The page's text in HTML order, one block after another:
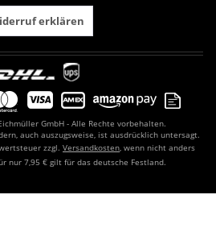
erklären
GmbH - Alle Rechte vorbehalten.
auch auszugsweise, ist ausdrücklich untersagt.
zzgl. Versandkosten, wenn nicht anders
nur 7,95 € gilt für das deutsche Festland.